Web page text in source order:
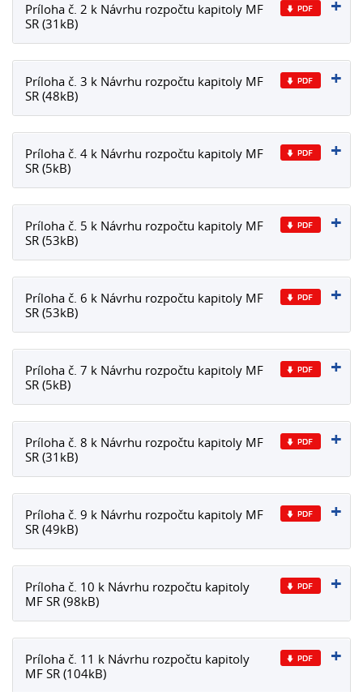
Príloha č. 2 k Návrhu rozpočtu kapitoly MF
SR (31kB)
Príloha č. 3 k Návrhu rozpočtu kapitoly MF
SR (48kB)
Príloha č. 4 k Návrhu rozpočtu kapitoly MF
SR (5kB)
Príloha č. 5 k Návrhu rozpočtu kapitoly MF
SR (53kB)
Príloha č. 6 k Návrhu rozpočtu kapitoly MF
SR (53kB)
Príloha č. 7 k Návrhu rozpočtu kapitoly MF
SR (5kB)
Príloha č. 8 k Návrhu rozpočtu kapitoly MF
SR (31kB)
Príloha č. 9 k Návrhu rozpočtu kapitoly MF
SR (49kB)
Príloha č. 10 k Návrhu rozpočtu kapitoly
MF SR (98kB)
Príloha č. 11 k Návrhu rozpočtu kapitoly
MF SR (104kB)